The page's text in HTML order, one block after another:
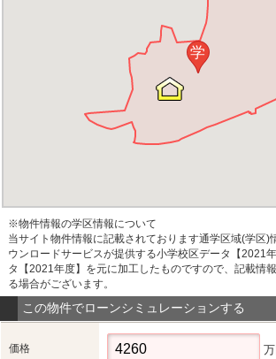
学
※物件情報の学区情報について
当サイト物件情報に記載されております通学区域(学区)
ウンロードサービスが提供する小学校区データ【2021
タ【2021年度】を元に加工したものですので、記載情
る場合がございます。
この物件でローンシミュレーションする
価格